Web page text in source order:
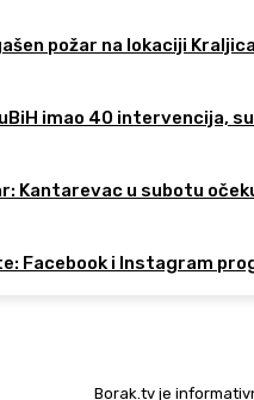
požar na lokaciji
imao 40 intervencija,
Kantarevac u subotu
Facebook i Instagram
Borak.tv je